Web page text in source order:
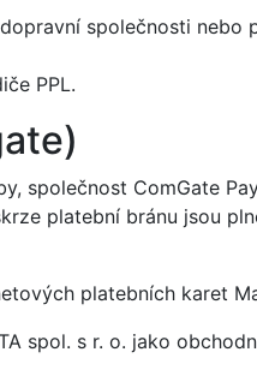
společnosti nebo
PPL.
společnost ComGate
platební bránu jsou
platebních karet
spol. s r. o. jako